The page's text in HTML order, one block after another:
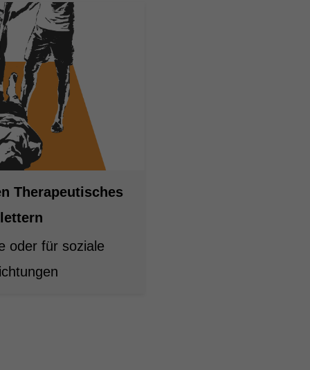
Therapeutisches
oder für soziale
IP-Adressen), z. B. für personalisierte Anzeigen und Inhalte oder
Weitere Informationen über die Verwendung Ihrer
Sie in unsererDatenschutzerklärung
Sie eine Übersicht über alle verwendeten Cookies. Sie können
zu ganzen Kategorien geben oder sich weitere Informationen
lassen und so nur bestimmte Cookies auswählen.
akzeptieren
essenzielle Cookies akzeptieren
(1)
Cookies ermöglichen grundlegende Funktionen und sind für die
(1)
Cookies erfassen Informationen anonym. Diese Informationen helfen uns zu